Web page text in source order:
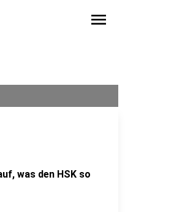
menu
was den HSK so